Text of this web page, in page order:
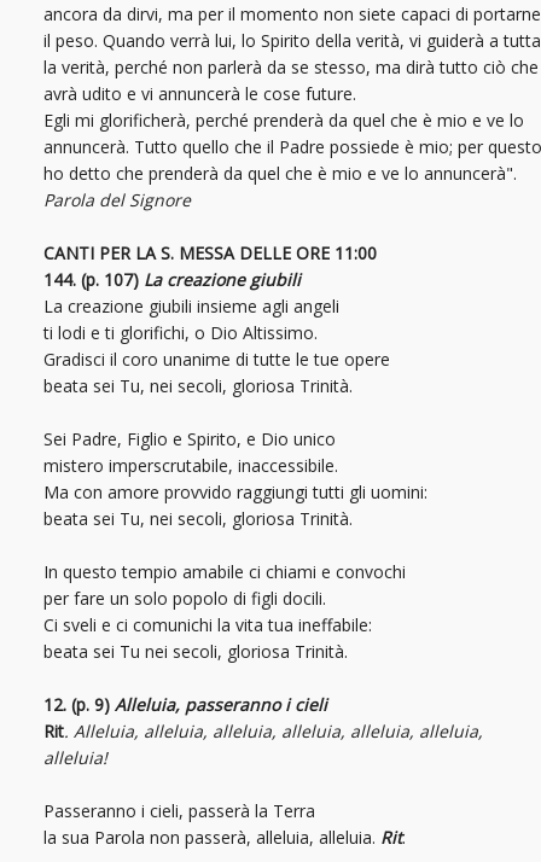
ancora da dirvi, ma per il momento non siete capaci di portarne
il peso. Quando verrà lui, lo Spirito della verità, vi guiderà a tutta
la verità, perché non parlerà da se stesso, ma dirà tutto ciò che
avrà udito e vi annuncerà le cose future.
Egli mi glorificherà, perché prenderà da quel che è mio e ve lo
annuncerà. Tutto quello che il Padre possiede è mio; per questo
ho detto che prenderà da quel che è mio e ve lo annuncerà".
Parola del Signore
CANTI PER LA S. MESSA DELLE ORE 11:00
144. (p. 107) La creazione giubili
La creazione giubili insieme agli angeli
ti lodi e ti glorifichi, o Dio Altissimo.
Gradisci il coro unanime di tutte le tue opere
beata sei Tu, nei secoli, gloriosa Trinità.
Sei Padre, Figlio e Spirito, e Dio unico
mistero imperscrutabile, inaccessibile.
Ma con amore provvido raggiungi tutti gli uomini:
beata sei Tu, nei secoli, gloriosa Trinità.
In questo tempio amabile ci chiami e convochi
per fare un solo popolo di figli docili.
Ci sveli e ci comunichi la vita tua ineffabile:
beata sei Tu nei secoli, gloriosa Trinità.
12. (p. 9) Alleluia, passeranno i cieli
Rit. Alleluia, alleluia, alleluia, alleluia, alleluia, alleluia,
alleluia!
Passeranno i cieli, passerà la Terra
la sua Parola non passerà, alleluia, alleluia. Rit.